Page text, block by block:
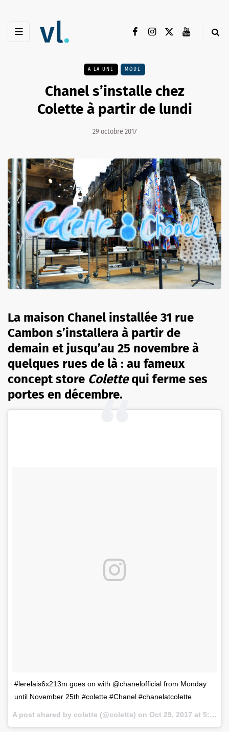
A LA UNE MODE
Chanel s’installe chez
Colette à partir de lundi
29 octobre 2017
La maison Chanel installée 31 rue
Cambon s’installera à partir de
demain et jusqu’au 25 novembre à
quelques rues de là : au fameux
concept store Colettequi ferme ses
portes en décembre.
#lerelais6x213m goes on with @chanelofficial from Monday
until November 25th #colette #Chanel #chanelatcolette
A post shared by colette (@colette) on Oct 29, 2017 at 5:10am PDT